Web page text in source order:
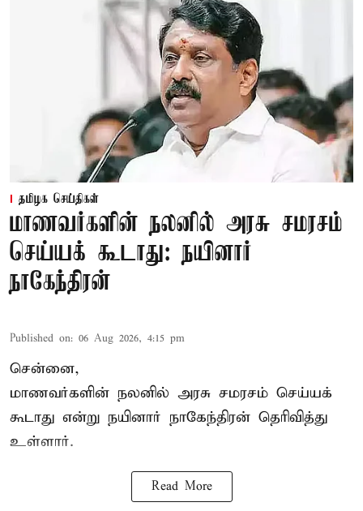
தமிழக செய்திகள்
மாணவர்களின் நலனில் அரசு சமரசம்
செய்யக் கூடாது: நயினார்
நாகேந்திரன்
Published on: 06 Aug 2026, 4:15 pm
சென்னை,
மாணவர்களின் நலனில் அரசு சமரசம் செய்யக்
கூடாது என்று நயினார் நாகேந்திரன் தெரிவித்து
உள்ளார்.
Read More